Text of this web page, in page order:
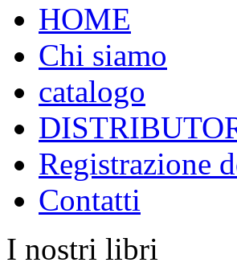
HOME
Chi siamo
catalogo
Registrazione
Contatti
I nostri libri